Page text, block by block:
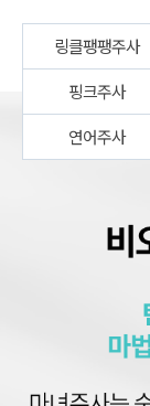
링클팽팽주사
핑크주사
연어주사